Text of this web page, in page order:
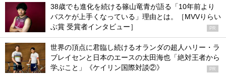
38歳でも進化を続ける篠山竜青が語る「10年前より
バスケが上手くなっている」理由とは。［MVVりらい
ぶ賞 受賞者インタビュー］
PR
世界の頂点に君臨し続けるオランダの超人ハリー・ラ
ブレイセンと日本のエースの太田海也「絶対王者から
学ぶこと」《ケイリン国際対談②》
PR